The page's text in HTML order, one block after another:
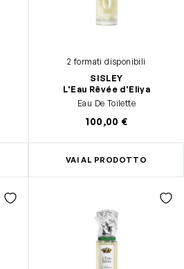
2 formati disponibili
SISLEY
L'Eau Rêvée d'Eliya
Eau De Toilette
100,00 €
VAI AL PRODOTTO